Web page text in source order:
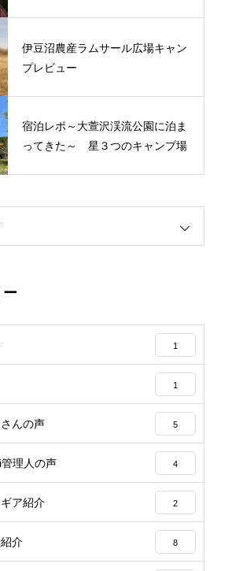
伊豆沼農産ラムサール広場キャン
プレビュー
宿泊レポ～大萱沢渓流公園に泊ま
ってきた～ 星３つのキャンプ場
ー
1
1
んの声 5
理人の声 4
ア紹介 2
介 8